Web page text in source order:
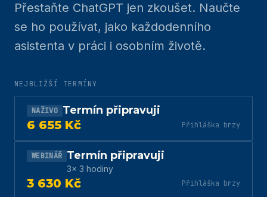
Přestaňte ChatGPT jen zkoušet. Naučte
se ho používat, jako každodenního
asistenta v práci i osobním životě.
NEJBLIŽŠÍ TERMÍNY
NAŽIVO Termín připravuji
6 655 Kč Přihláška brzy
WEBINÁŘ Termín připravuji
3× 3 hodiny
3 630 Kč Přihláška brzy